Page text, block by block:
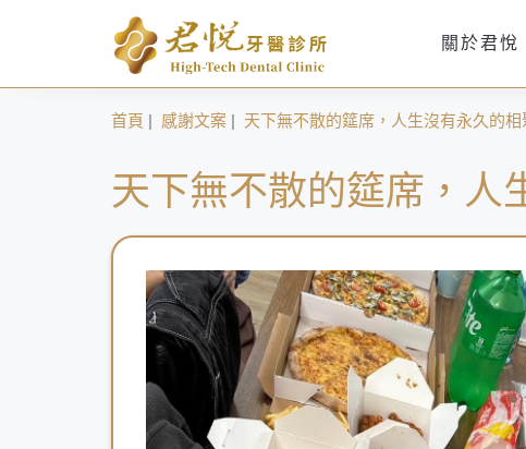
關於君悅
首頁 | 感謝文案 | 天下無不散的筵席，人生沒有永久的相
天下無不散的筵席，人